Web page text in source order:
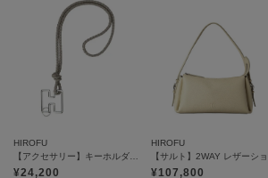
HIROFU
【アクセサリー】キーホルダー ストラップ レザー 本革（商品番号：P25-65510）
¥24,200
HIROFU
¥107,800